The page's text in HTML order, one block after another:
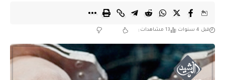
قبل 4 سنوات 13 مشاهدات